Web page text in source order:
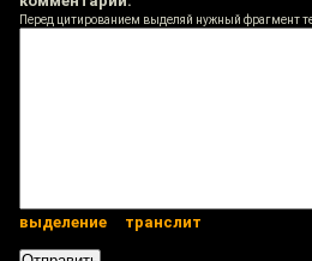
Перед цитированием выделяй нужный фрагмент
выделение транслит